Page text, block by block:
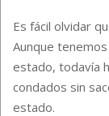
Es fácil olvidar
Aunque tenemos
estado, todavía
condados sin
estado.